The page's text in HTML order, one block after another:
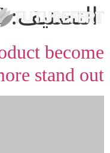
التصنيف:
become
stand out